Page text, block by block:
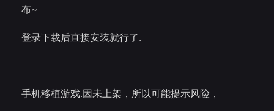
布~
登录下载后直接安装就行了.
手机移植游戏.因未上架，所以可能提示风险，